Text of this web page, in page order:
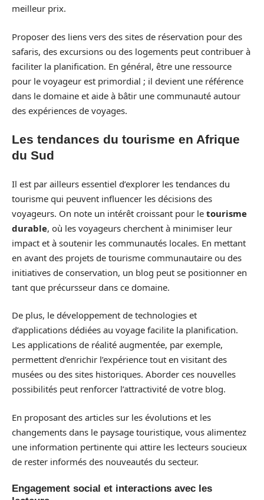
meilleur prix.
Proposer des liens vers des sites de réservation pour des
safaris, des excursions ou des logements peut contribuer à
faciliter la planification. En général, être une ressource
pour le voyageur est primordial ; il devient une référence
dans le domaine et aide à bâtir une communauté autour
des expériences de voyages.
Les tendances du tourisme en Afrique
du Sud
Il est par ailleurs essentiel d’explorer les tendances du
tourisme qui peuvent influencer les décisions des
voyageurs. On note un intérêt croissant pour le tourisme
durable, où les voyageurs cherchent à minimiser leur
impact et à soutenir les communautés locales. En mettant
en avant des projets de tourisme communautaire ou des
initiatives de conservation, un blog peut se positionner en
tant que précursseur dans ce domaine.
De plus, le développement de technologies et
d’applications dédiées au voyage facilite la planification.
Les applications de réalité augmentée, par exemple,
permettent d’enrichir l’expérience tout en visitant des
musées ou des sites historiques. Aborder ces nouvelles
possibilités peut renforcer l’attractivité de votre blog.
En proposant des articles sur les évolutions et les
changements dans le paysage touristique, vous alimentez
une information pertinente qui attire les lecteurs soucieux
de rester informés des nouveautés du secteur.
Engagement social et interactions avec les